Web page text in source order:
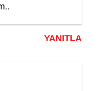
YANITLA